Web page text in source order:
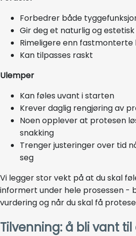
Forbedrer både
Gir deg et naturlig og
Rimeligere enn fastmonterte
Kan tilpasses raskt
Ulemper
Kan føles uvant i starten
Krever daglig rengjøring av
Noen opplever at protesen
snakking
Trenger justeringer over tid
seg
Vi legger stor vekt på at du skal
informert under hele prosessen -
vurdering og når du skal få
Tilvenning: å bli vant